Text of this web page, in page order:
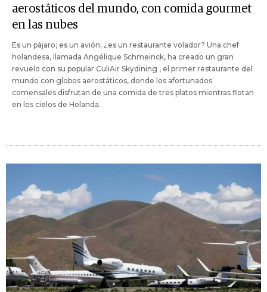
aerostáticos del mundo, con comida gourmet
en las nubes
Es un pájaro; es un avión; ¿es un restaurante volador? Una chef
holandesa, llamada Angélique Schmeinck, ha creado un gran
revuelo con su popular CuliAir Skydining , el primer restaurante del
mundo con globos aerostáticos, donde los afortunados
comensales disfrutan de una comida de tres platos mientras flotan
en los cielos de Holanda.